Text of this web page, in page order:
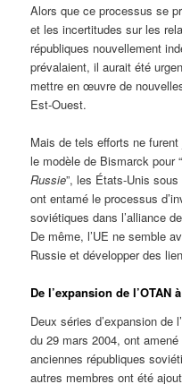
Alors que ce processus se
et les incertitudes sur les
républiques nouvellement
prévalaient, il aurait été
mettre en œuvre de
Est-Ouest.
Mais de tels efforts ne
le modèle de Bismarck pour “
Russie”, les États-Unis sous
ont entamé le processus
soviétiques dans l’alliance
De même, l’UE ne semble
Russie et développer des
De l’expansion de l’OTAN
Deux séries d’expansion de
du 29 mars 2004, ont
anciennes républiques
autres membres ont été